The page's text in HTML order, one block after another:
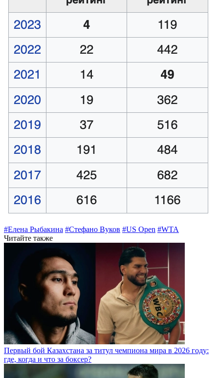
#Елена Рыбакина #Стефано Вуков #US Open #WTA
Читайте также
Первый бой Казахстана за титул чемпиона мира в 2026 году:
где, когда и что за боксер?